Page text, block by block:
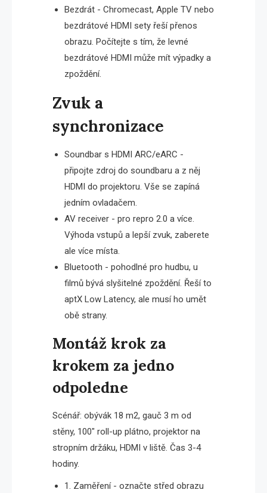
Bezdrát - Chromecast, Apple TV nebo
bezdrátové HDMI sety řeší přenos
obrazu. Počítejte s tím, že levné
bezdrátové HDMI může mít výpadky a
zpoždění.
Zvuk a
synchronizace
Soundbar s HDMI ARC/eARC -
připojte zdroj do soundbaru a z něj
HDMI do projektoru. Vše se zapíná
jedním ovladačem.
AV receiver - pro repro 2.0 a více.
Výhoda vstupů a lepší zvuk, zaberete
ale více místa.
Bluetooth - pohodlné pro hudbu, u
filmů bývá slyšitelné zpoždění. Řeší to
aptX Low Latency, ale musí ho umět
obě strany.
Montáž krok za
krokem za jedno
odpoledne
Scénář: obývák 18 m2, gauč 3 m od
stěny, 100″ roll-up plátno, projektor na
stropním držáku, HDMI v liště. Čas 3-4
hodiny.
1. Zaměření - označte střed obrazu